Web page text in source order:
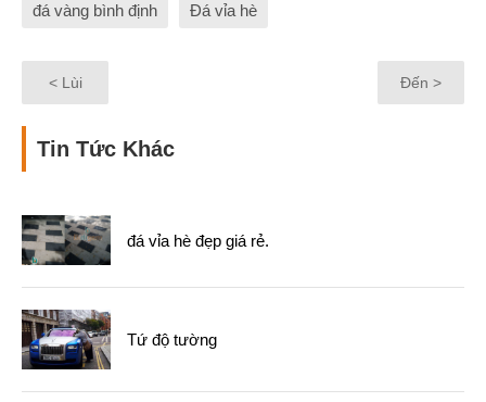
đá vàng bình định
Đá vỉa hè
< Lùi Đến >
Tin Tức Khác
đá vỉa hè đẹp giá rẻ.
Tứ độ tường